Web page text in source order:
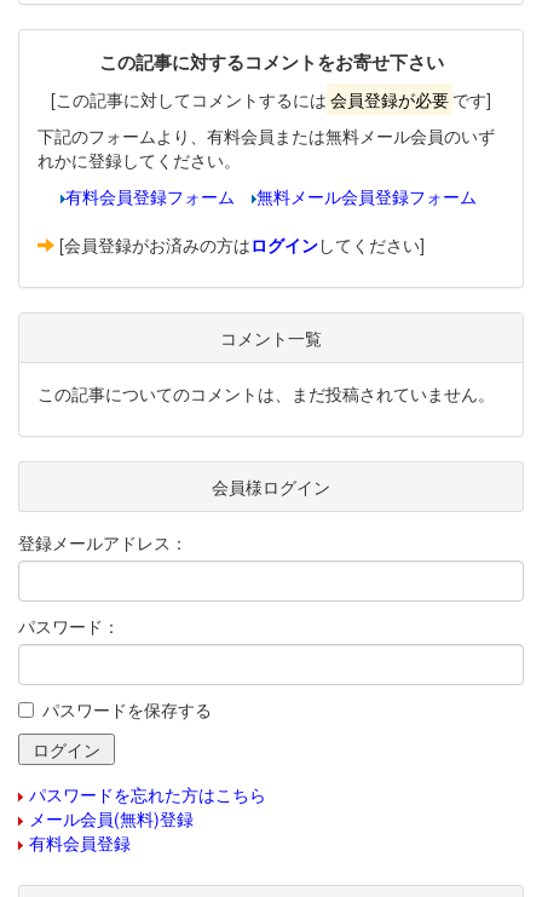
この記事に対するコメントをお寄せ下さい
[この記事に対してコメントするには 会員登録が必要 です]
下記のフォームより、有料会員または無料メール会員のいず
れかに登録してください。
有料会員登録フォーム
無料メール会員登録フォーム
[会員登録がお済みの方はログインしてください]
コメント一覧
この記事についてのコメントは、まだ投稿されていません。
会員様ログイン
登録メールアドレス：
パスワード：
パスワードを保存する
パスワードを忘れた方はこちら
メール会員(無料)登録
有料会員登録